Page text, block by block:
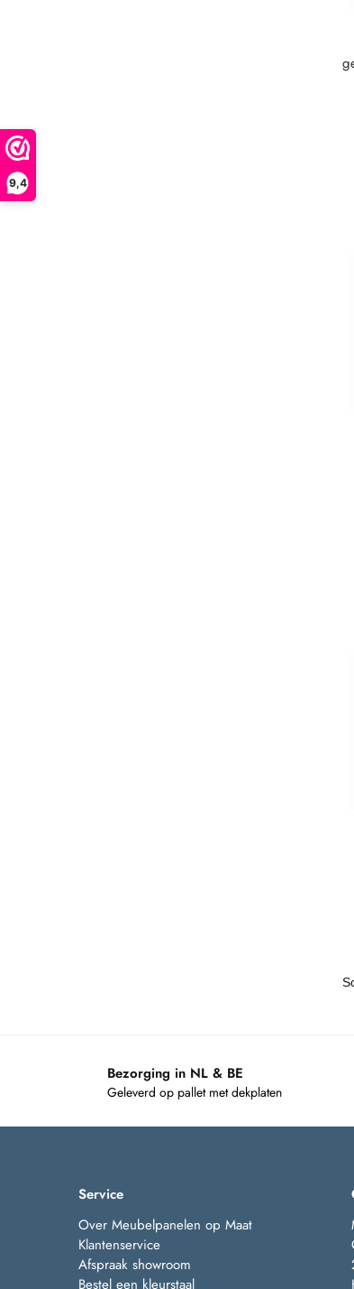
9,4
Bezorging in NL & BE
Geleverd op pallet met dekplaten
Service
Over Meubelpanelen op Maat
Klantenservice
Afspraak showroom
Bestel een kleurstaal